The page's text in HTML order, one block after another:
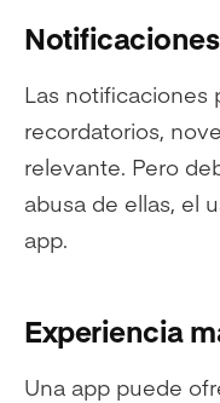
Las notificaciones
recordatorios,
relevante. Pero
abusa de ellas, el
app.
Experiencia
Una app puede